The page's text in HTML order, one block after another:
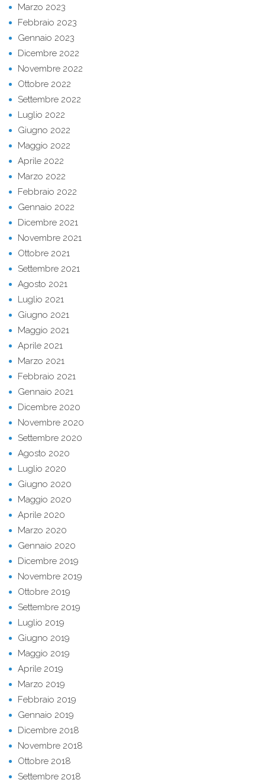
Marzo 2023
Febbraio 2023
Gennaio 2023
Dicembre 2022
Novembre 2022
Ottobre 2022
Settembre 2022
Luglio 2022
Giugno 2022
Maggio 2022
Aprile 2022
Marzo 2022
Febbraio 2022
Gennaio 2022
Dicembre 2021
Novembre 2021
Ottobre 2021
Settembre 2021
Agosto 2021
Luglio 2021
Giugno 2021
Maggio 2021
Aprile 2021
Marzo 2021
Febbraio 2021
Gennaio 2021
Dicembre 2020
Novembre 2020
Settembre 2020
Agosto 2020
Luglio 2020
Giugno 2020
Maggio 2020
Aprile 2020
Marzo 2020
Gennaio 2020
Dicembre 2019
Novembre 2019
Ottobre 2019
Settembre 2019
Luglio 2019
Giugno 2019
Maggio 2019
Aprile 2019
Marzo 2019
Febbraio 2019
Gennaio 2019
Dicembre 2018
Novembre 2018
Ottobre 2018
Settembre 2018